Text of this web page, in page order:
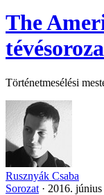
The
Történetmesélési
Rusznyák Csaba
Sorozat · 2016.